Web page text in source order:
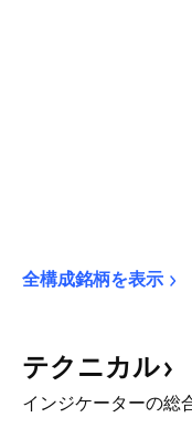
全構成銘柄を表示
テクニカル
インジケーターの総